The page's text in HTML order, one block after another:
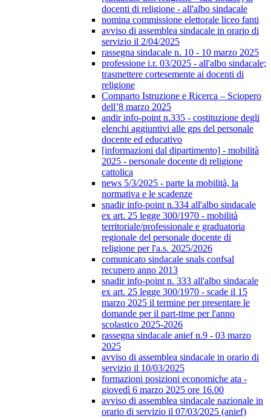
docenti di religione - all'albo sindacale
nomina commissione elettorale liceo fanti
avviso di assemblea sindacale in orario di
servizio il 2/04/2025
rassegna sindacale n. 10 - 10 marzo 2025
professione i.r. 03/2025 - all'albo sindacale;
trasmettere cortesemente ai docenti di
religione
Comparto Istruzione e Ricerca – Sciopero
dell’8 marzo 2025
andir info-point n.335 - costituzione degli
elenchi aggiuntivi alle gps del personale
docente ed educativo
[informazioni dal dipartimento] - mobilità
2025 - personale docente di religione
cattolica
news 5/3/2025 - parte la mobilità, la
normativa e le scadenze
snadir info-point n.334 all'albo sindacale
ex art. 25 legge 300/1970 - mobilità
territoriale/professionale e graduatoria
regionale del personale docente di
religione per l'a.s. 2025/2026
comunicato sindacale snals confsal
recupero anno 2013
snadir info-point n. 333 all'albo sindacale
ex art. 25 legge 300/1970 - scade il 15
marzo 2025 il termine per presentare le
domande per il part-time per l'anno
scolastico 2025-2026
rassegna sindacale anief n.9 - 03 marzo
2025
avviso di assemblea sindacale in orario di
servizio il 10/03/2025
formazioni posizioni economiche ata -
giovedì 6 marzo 2025 ore 16.00
avviso di assemblea sindacale nazionale in
orario di servizio il 07/03/2025 (anief)